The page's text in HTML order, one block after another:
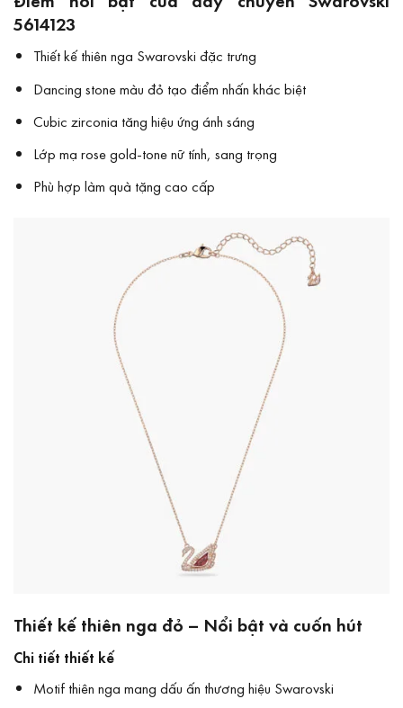
5614123
Thiết kế thiên nga Swarovski đặc trưng
Dancing stone màu đỏ tạo điểm nhấn khác biệt
Cubic zirconia tăng hiệu ứng ánh sáng
Lớp mạ rose gold-tone nữ tính, sang trọng
Phù hợp làm quà tặng cao cấp
Thiết kế thiên nga đỏ – Nổi bật và cuốn hút
Chi tiết thiết kế
Motif thiên nga mang dấu ấn thương hiệu Swarovski